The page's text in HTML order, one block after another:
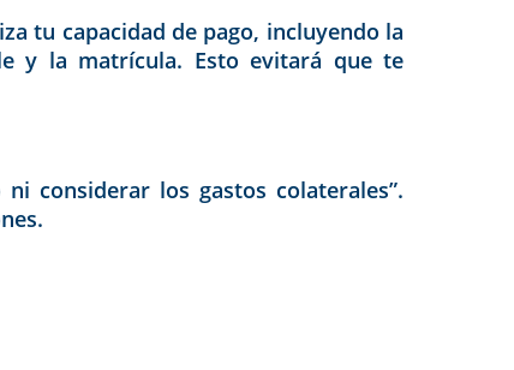
tu capacidad de pago, incluyendo la
y la matrícula. Esto evitará que te
considerar los gastos colaterales”.